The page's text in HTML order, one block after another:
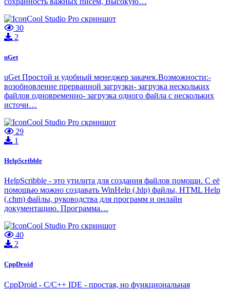
30
2
uGet
uGet Простой и удобный менеджер закачек.Возможности:-
возобновление прерванной загрузки- загрузка нескольких
файлов одновременно- загрузка одного файла с нескольких
источн…
29
1
HelpScribble
HelpScribble - это утилита для создания файлов помощи. С её
помощью можно создавать WinHelp (.hlp) файлы, HTML Help
(.chm) файлы, руководства для программ и онлайн
документацию. Программа…
40
2
CppDroid
CppDroid - C/C++ IDE - простая, но функциональная